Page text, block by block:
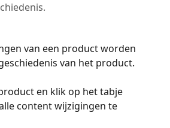
van een product worden
van het product.
en klik op het tabje
content wijzigingen te